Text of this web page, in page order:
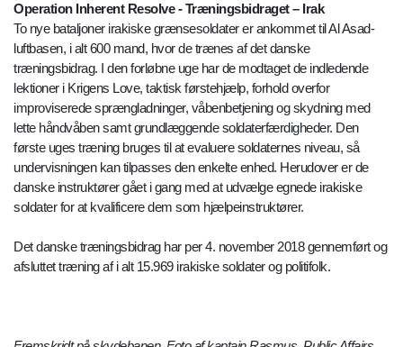
Operation Inherent Resolve - Træningsbidraget – Irak
To nye bataljoner irakiske grænsesoldater er ankommet til Al Asad-
luftbasen, i alt 600 mand, hvor de trænes af det danske
træningsbidrag. I den forløbne uge har de modtaget de indledende
lektioner i Krigens Love, taktisk førstehjælp, forhold overfor
improviserede sprængladninger, våbenbetjening og skydning med
lette håndvåben samt grundlæggende soldaterfærdigheder. Den
første uges træning bruges til at evaluere soldaternes niveau, så
undervisningen kan tilpasses den enkelte enhed. Herudover er de
danske instruktører gået i gang med at udvælge egnede irakiske
soldater for at kvalificere dem som hjælpeinstruktører.
Det danske træningsbidrag har per 4. november 2018 gennemført og
afsluttet træning af i alt 15.969 irakiske soldater og politifolk.